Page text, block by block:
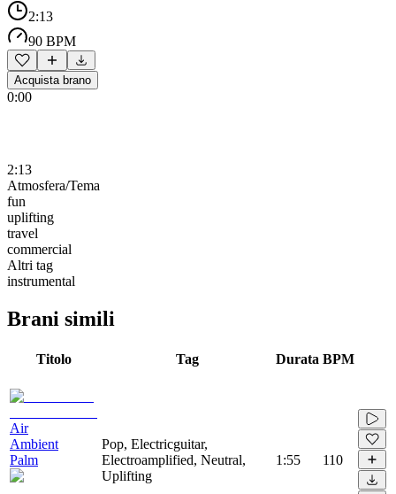
2:13
90 BPM
Acquista brano
0:00
2:13
Atmosfera/Tema
fun
uplifting
travel
commercial
Altri tag
instrumental
Brani simili
Titolo Tag Durata BPM
Air
Ambient
Palm
Pop, Electricguitar,
Electroamplified, Neutral,
Uplifting
1:55 110